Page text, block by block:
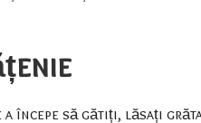
a începe să gătiți, lăsați